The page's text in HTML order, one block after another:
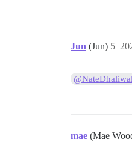
Jun (Jun) 5
@NateDhaliwal
mae (Mae